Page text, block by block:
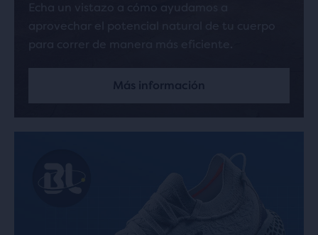
Echa un vistazo a cómo ayudamos a
aprovechar el potencial natural de tu cuerpo
Más información